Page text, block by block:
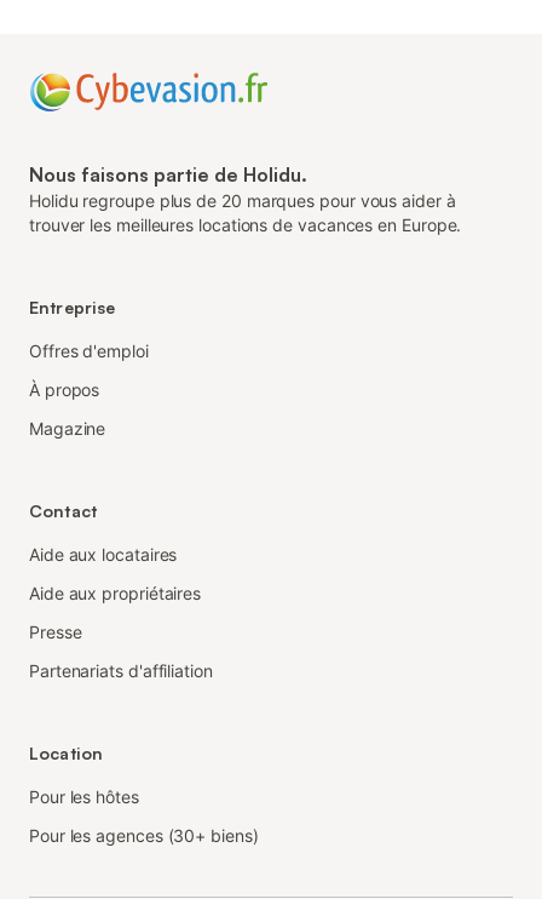
Nous faisons partie de Holidu.
Holidu regroupe plus de 20 marques pour vous aider à
trouver les meilleures locations de vacances en Europe.
Entreprise
Offres d'emploi
À propos
Magazine
Contact
Aide aux locataires
Aide aux propriétaires
Presse
Partenariats d'affiliation
Location
Pour les hôtes
Pour les agences (30+ biens)